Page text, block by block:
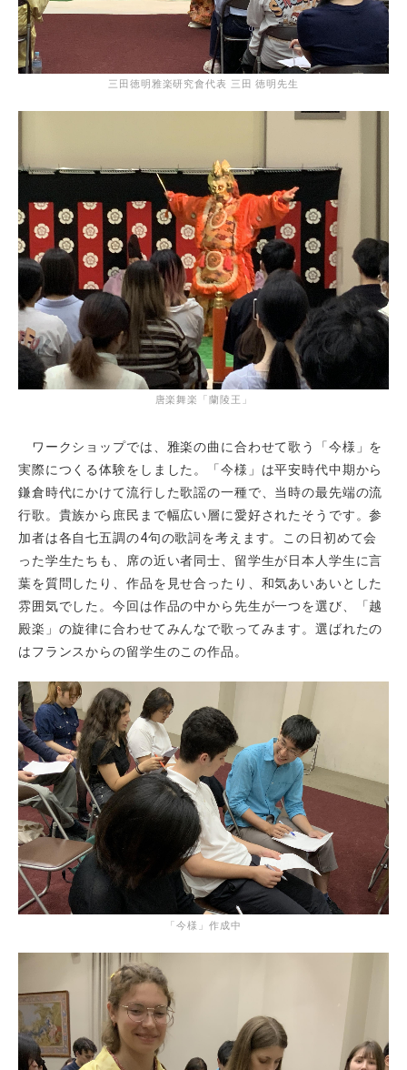
三田徳明雅楽研究會代表 三田 徳明先生
唐楽舞楽「蘭陵王」
ワークショップでは、雅楽の曲に合わせて歌う「今様」を
実際につくる体験をしました。「今様」は平安時代中期から
鎌倉時代にかけて流行した歌謡の一種で、当時の最先端の流
行歌。貴族から庶民まで幅広い層に愛好されたそうです。参
加者は各自七五調の4句の歌詞を考えます。この日初めて会
った学生たちも、席の近い者同士、留学生が日本人学生に言
葉を質問したり、作品を見せ合ったり、和気あいあいとした
雰囲気でした。今回は作品の中から先生が一つを選び、「越
殿楽」の旋律に合わせてみんなで歌ってみます。選ばれたの
はフランスからの留学生のこの作品。
「今様」作成中